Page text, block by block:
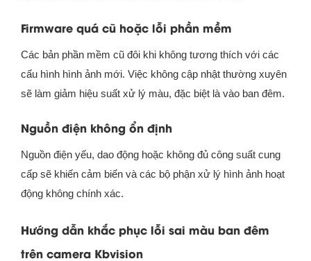
Firmware quá cũ hoặc lỗi phần mềm
Các bản phần mềm cũ đôi khi không tương thích với các
cấu hình hình ảnh mới. Việc không cập nhật thường xuyên
sẽ làm giảm hiệu suất xử lý màu, đặc biệt là vào ban đêm.
Nguồn điện không ổn định
Nguồn điện yếu, dao động hoặc không đủ công suất cung
cấp sẽ khiến cảm biến và các bộ phận xử lý hình ảnh hoạt
động không chính xác.
Hướng dẫn khắc phục lỗi sai màu ban đêm
trên camera Kbvision